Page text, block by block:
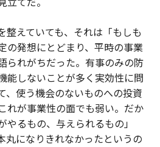
整えていても、それは「もしも
の発想にとどまり、平時の事業
られがちだった。有事のみの防
能しないことが多く実効性に問
、使う機会のないものへの投資
れが事業性の面でも弱い。だか
やるもの、与えられるもの」
丸になりきれなかったというの